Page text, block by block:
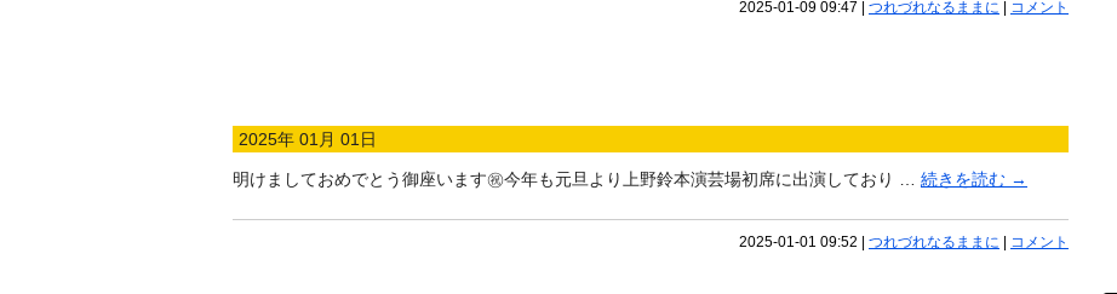
2025-01-09 09:47 つれづれなるままに コメント
2025年 01月 01日
明けましておめでとう御座います㊗️今年も元旦より上野鈴本演芸場初席に出演しており … 続きを読む →
2025-01-01 09:52 つれづれなるままに コメント